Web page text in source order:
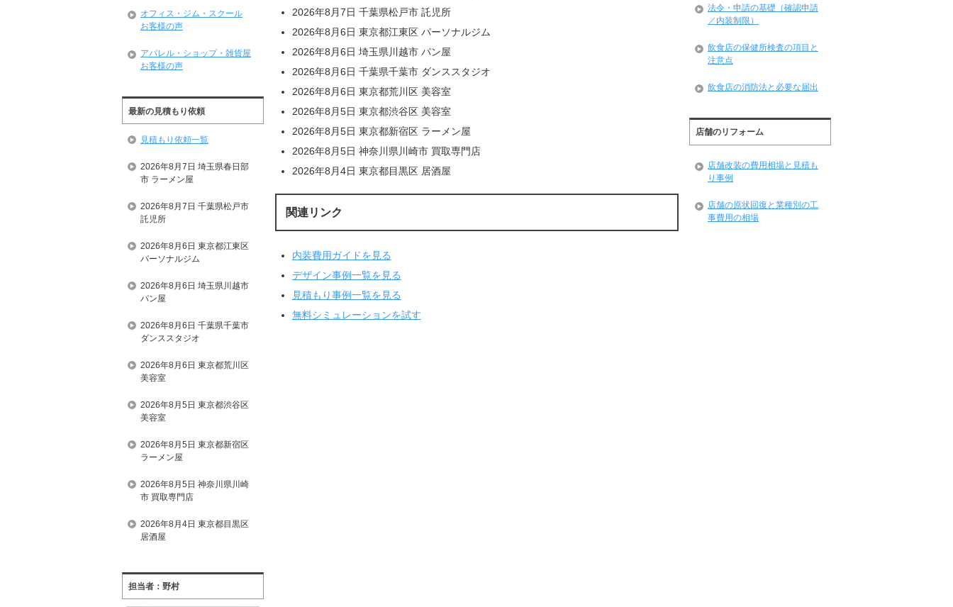
2026年8月7日 千葉県松戸市 託児所
2026年8月6日 東京都江東区 パーソナルジム
2026年8月6日 埼玉県川越市 パン屋
2026年8月6日 千葉県千葉市 ダンススタジオ
2026年8月6日 東京都荒川区 美容室
2026年8月5日 東京都渋谷区 美容室
2026年8月5日 東京都新宿区 ラーメン屋
2026年8月5日 神奈川県川崎市 買取専門店
2026年8月4日 東京都目黒区 居酒屋
関連リンク
内装費用ガイドを見る
デザイン事例一覧を見る
見積もり事例一覧を見る
無料シミュレーションを試す
オフィス・ジム・スクール
お客様の声
アパレル・ショップ・雑貨屋
お客様の声
最新の見積もり依頼
見積もり依頼一覧
2026年8月7日 埼玉県春日部
市 ラーメン屋
2026年8月7日 千葉県松戸市
託児所
2026年8月6日 東京都江東区
パーソナルジム
2026年8月6日 埼玉県川越市
パン屋
2026年8月6日 千葉県千葉市
ダンススタジオ
2026年8月6日 東京都荒川区
美容室
2026年8月5日 東京都渋谷区
美容室
2026年8月5日 東京都新宿区
ラーメン屋
2026年8月5日 神奈川県川崎
市 買取専門店
2026年8月4日 東京都目黒区
居酒屋
担当者：野村
法令・申請の基礎（確認申請
／内装制限）
飲食店の保健所検査の項目と
注意点
飲食店の消防法と必要な届出
店舗のリフォーム
店舗改装の費用相場と見積も
り事例
店舗の原状回復と業種別の工
事費用の相場